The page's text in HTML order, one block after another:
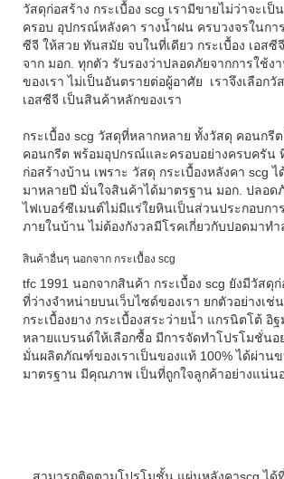
วัสดุก่อสร้าง กระเบื้อง scg เรามีขายไม่ว่าจะเป็
ครอบ อุปกรณ์หลังคา รางน้ำฝน ครบวงจรในกา
ซีจี ให้สวย ทันสมัย จบในที่เดียว กระเบื้อง เอสซีจี
จาก มอก. ทุกตัว รับรองว่าปลอดภัยจากการใช้
ของเรา ไม่เป็นอันตรายต่อผู้อาศัย เราจึงเลือก
เอสซีจี เป็นสินค้าหลักของเรา
กระเบื้อง scg วัสดุที่หลากหลาย ทั้งวัสดุ คอนกรี
คอนกรีต พร้อมอุปกรณ์และครอบอย่างครบครัน
ก่อสร้างบ้าน เพราะ วัสดุ กระเบื้องหลังคา scgไ
มาหลายปี มั่นใจสินค้าได้มาตรฐาน มอก. ปลอดภั
ไฟเบอร์ซีเมนต์ไม่มีแร่ใยหินเป็นส่วนประกอบกา
ภายในบ้าน ไม่ต้องกังวลมีโรคเกี่ยวกับปอดมาท
สินค้าอื่นๆ นอกจาก กระเบื้อง scg
tfc 1991 นอกจากสินค้า กระเบื้อง scg ยังมีวัสดุ
ที่ว่างจำหน่ายบนเว็บไซด์ของเรา ยกตัวอย่างเช่
กระเบื้องยาง กระเบื้องสระว่ายน้ำ แกรนิตโต้ อิ
หลายแบรนด์ให้เลือกซื้อ มีการจัดทำโปรโมชั่นอ
มั่นผลิตภัณฑ์ของเราเป็นของแท้ 100% ได้ผ่าน
มาตรฐาน มีคุณภาพ เป็นที่ถูกใจลูกค้าอย่างแน่น
สามารถติดตามโปรโมชั้น แผ่นหลังคาscg ได้